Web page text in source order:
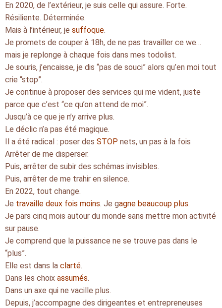
En 2020, de l’extérieur, je suis celle qui assure. Forte.
Résiliente. Déterminée.
Mais à l’intérieur, je suffoque.
Je promets de couper à 18h, de ne pas travailler ce we…
mais je replonge à chaque fois dans mes todolist.
Je souris, j’encaisse, je dis “pas de souci” alors qu’en moi tout
crie “stop”.
Je continue à proposer des services qui me vident, juste
parce que c’est “ce qu’on attend de moi”.
Jusqu’à ce que je n’y arrive plus.
Le déclic n’a pas été magique.
Il a été radical : poser des STOP nets, un pas à la fois
Arrêter de me disperser.
Puis, arrêter de subir des schémas invisibles.
Puis, arrêter de me trahir en silence.
En 2022, tout change.
Je travaille deux fois moins. Je gagne beaucoup plus.
Je pars cinq mois autour du monde sans mettre mon activité
sur pause.
Je comprend que la puissance ne se trouve pas dans le
“plus”.
Elle est dans la clarté.
Dans les choix assumés.
Dans un axe qui ne vacille plus.
Depuis, j’accompagne des dirigeantes et entrepreneuses